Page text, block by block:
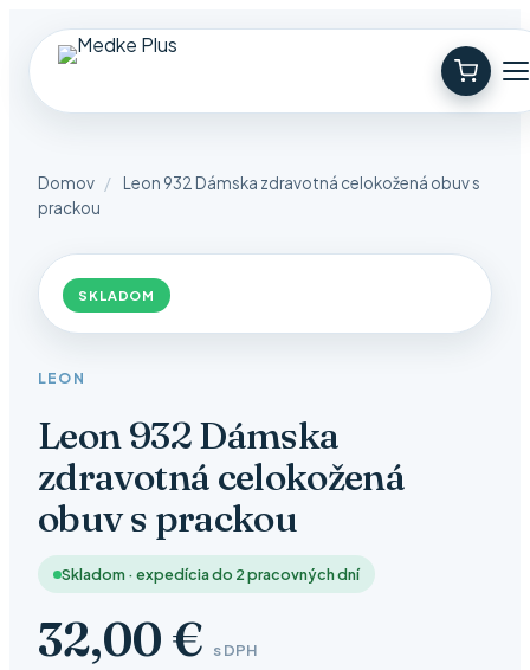
Domov /
Leon 932 Dámska zdravotná celokožená obuv s
prackou
SKLADOM
LEON
Leon 932 Dámska
zdravotná celokožená
obuv s prackou
Skladom · expedícia do 2 pracovných dní
32,00 € s DPH